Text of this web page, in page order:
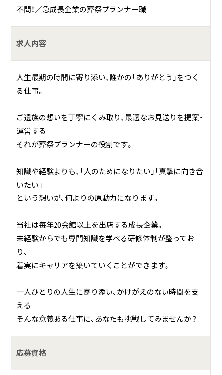
金宝堂ができること、それは『家族の絆』を深めていくことで
在は住宅環境からご自宅でお葬式を行う事があまり出来な
くなっております。 それでも、故人が慣れ親しんだご自宅で
お葬式をあげたいと考えるお客様も数多くございます。 そ
こで金宝堂では、従来のような葬儀会館ではなく、お客様が
間を実現するべく、『小さな森の家』という新しいブランドを
立ち上げ、会館の新規オープンを進めています。
不問！／急成長企業の葬祭プランナー職
求人内容
人生最期の時間に寄り添い、誰かの「ありがとう」をつく
る仕事。
ご遺族の想いを丁寧にくみ取り、最適なお見送りを提案・
運営する――
それが葬祭プランナーの役割です。
知識や経験よりも、「人のためになりたい」「真摯に向き合
いたい」
という想いが、何よりの原動力になります。
当社は毎年20会館以上を出店する成長企業。
未経験からでも専門知識を学べる研修体制が整ってお
り、
着実にキャリアを築いていくことができます。
一人ひとりの人生に寄り添い、かけがえのない時間を支
える――
そんな意義ある仕事に、あなたも挑戦してみませんか？
応募資格